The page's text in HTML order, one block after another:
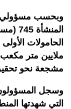
وبحسب مسؤولي
ملايين متر
مشجعة نحو
وسجل المسؤولون